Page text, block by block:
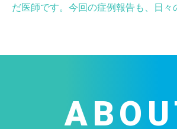
だ医師です。今回の症例報告も、日々